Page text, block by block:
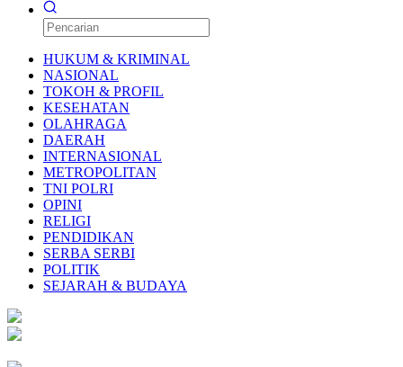
HUKUM & KRIMINAL
NASIONAL
TOKOH & PROFIL
KESEHATAN
OLAHRAGA
DAERAH
INTERNASIONAL
METROPOLITAN
TNI POLRI
OPINI
RELIGI
PENDIDIKAN
SERBA SERBI
POLITIK
SEJARAH & BUDAYA